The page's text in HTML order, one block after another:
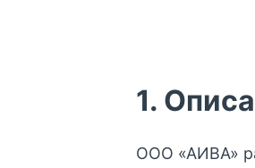
1.
ООО «АИВА»